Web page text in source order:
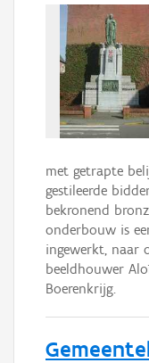
met getrapte
gestileerde
bekronend
onderbouw is
ingewerkt, naar
beeldhouwer
Boerenkrijg.